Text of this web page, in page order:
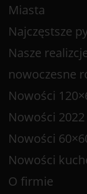
Miasta
Najczęstsze
Nasze
nowoczesne
Nowości
Nowości 2022
Nowości
Nowości
O firmie